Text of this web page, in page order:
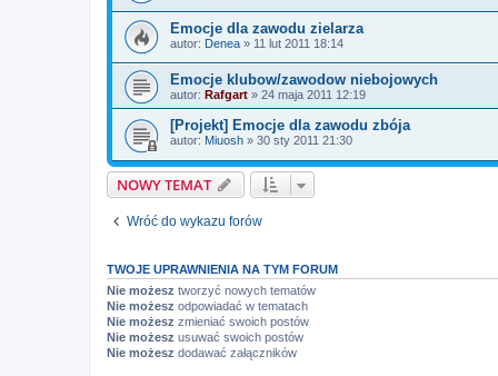
Emocje dla zawodu zielarza
autor: Denea » 11 lut 2011 18:14
Emocje klubow/zawodow niebojowych
autor: Rafgart » 24 maja 2011 12:19
[Projekt] Emocje dla zawodu zbója
autor: Miuosh » 30 sty 2011 21:30
NOWY TEMAT
Wróć do wykazu forów
TWOJE UPRAWNIENIA NA TYM FORUM
Nie możesz tworzyć nowych tematów
Nie możesz odpowiadać w tematach
Nie możesz zmieniać swoich postów
Nie możesz usuwać swoich postów
Nie możesz dodawać załączników